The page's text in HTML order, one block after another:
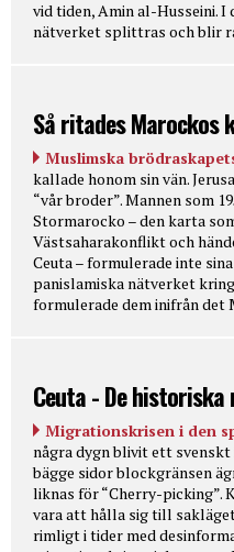
vid tiden, Amin al-Husseini.
nätverket splittras och blir
Så ritades Marockos
Muslimska
kallade honom sin vän.
“vår broder”. Mannen som
Stormarocko – den karta
Västsaharakonflikt och
Ceuta – formulerade inte
panislamiska nätverket
formulerade dem inifrån det
Ceuta - De
Migrationskrisen i den
några dygn blivit ett
bägge sidor blockgränsen
liknas för “Cherry-picking”.
vara att hålla sig till
rimligt i tider med